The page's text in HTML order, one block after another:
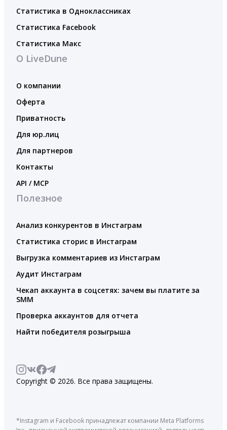
Статистика в Одноклассниках
Статистика Facebook
Статистика Макс
О LiveDune
О компании
Оферта
Приватность
Для юр.лиц
Для партнеров
Контакты
API / MCP
Полезное
Анализ конкурентов в Инстаграм
Статистика сторис в Инстаграм
Выгрузка комментариев из Инстаграм
Аудит Инстаграм
Чекап аккаунта в соцсетях: зачем вы платите за
SMM
Проверка аккаунтов для отчета
Найти победителя розыгрыша
Copyright © 2026. Все права защищены.
*Instagram и Facebook принадлежат компании Meta Platforms